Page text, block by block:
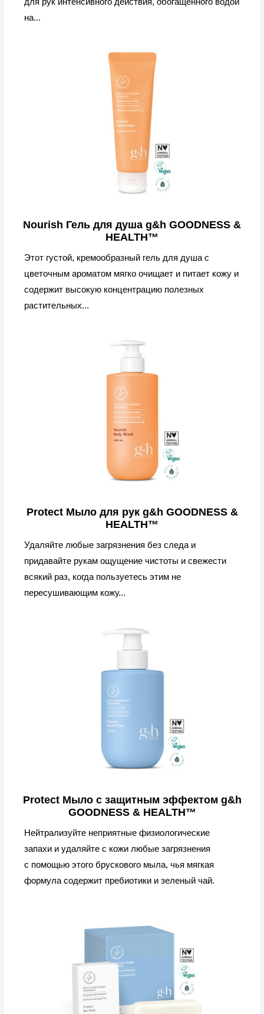
на...
Nourish Гель для душа g&h GOODNESS &
HEALTH™
Этот густой, кремообразный гель для душа с
цветочным ароматом мягко очищает и питает кожу и
содержит высокую концентрацию полезных
растительных...
Protect Мыло для рук g&h GOODNESS &
HEALTH™
Удаляйте любые загрязнения без следа и
придавайте рукам ощущение чистоты и свежести
всякий раз, когда пользуетесь этим не
пересушивающим кожу...
Protect Мыло с защитным эффектом g&h
GOODNESS & HEALTH™
Нейтрализуйте неприятные физиологические
запахи и удаляйте с кожи любые загрязнения
с помощью этого брускового мыла, чья мягкая
формула содержит пребиотики и зеленый чай.